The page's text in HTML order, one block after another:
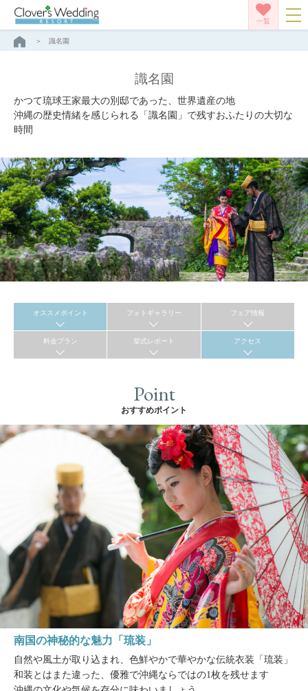
一覧
識名園
識名園
かつて琉球王家最大の別邸であった、世界遺産の地
沖縄の歴史情緒を感じられる「識名園」で残すおふたりの大切な
時間
オススメポイント フォトギャラリー フェア情報
料金プラン 挙式レポート アクセス
Point
おすすめポイント
南国の神秘的な魅力「琉装」
自然や風土が取り込まれ、色鮮やかで華やかな伝統衣装「琉装」
和装とはまた違った、優雅で沖縄ならではの1枚を残せます